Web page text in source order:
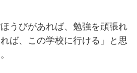
ほうびがあれば、勉強を頑張れ
ば、この学校に行ける」と思